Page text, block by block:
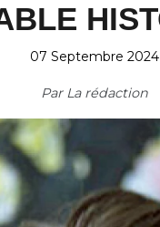
07 Septembre 2024
Par La rédaction